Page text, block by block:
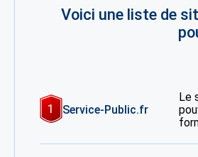
Voici une liste de
1 Service-Public.fr
Le